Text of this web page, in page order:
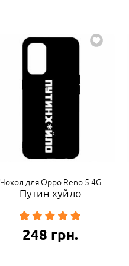
Чохол для Oppo Reno 5 4G
Путин хуйло
248 грн.